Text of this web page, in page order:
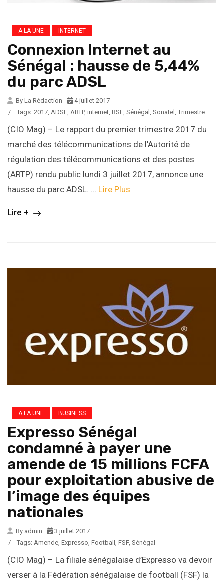
A LA UNE INTERNET
Connexion Internet au
Sénégal : hausse de 5,44%
du parc ADSL
By La Rédaction
4 juillet 2017
/
Tags: 2017 ADSL ARTP, internet RSE Sénégal Sonatel Trimestre
(CIO Mag) – Le rapport du premier trimestre 2017 du
marché des télécommunications de l’Autorité de
régulation des télécommunications et des postes
(ARTP) rendu public lundi 3 juillet 2017, annonce une
hausse du parc ADSL. … Lire Plus
Lire +
A LA UNE BUSINESS
Expresso Sénégal
condamné à payer une
amende de 15 millions FCFA
pour exploitation abusive de
l’image des équipes
nationales
By admin
3 juillet 2017
/
Tags: Amende, Expresso, Football , FSF, Sénégal
(CIO Mag) – La filiale sénégalaise d’Expresso va devoir
verser à la Fédération sénégalaise de football (FSF) la